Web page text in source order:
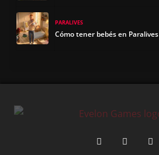
PARALIVES
Cómo tener bebés en Paralives